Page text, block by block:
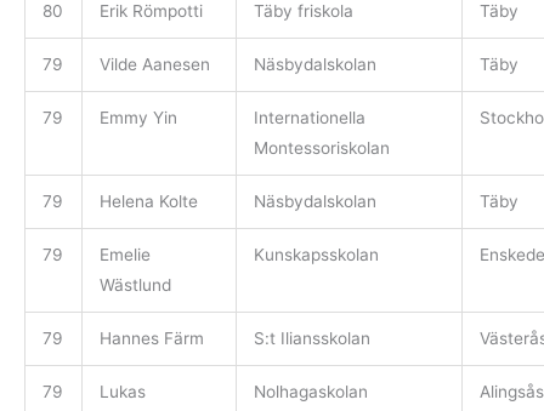
80 Erik Römpotti Täby friskola Täby
79 Vilde Aanesen Näsbydalskolan Täby
79 Emmy Yin
Internationella
Montessoriskolan
79 Helena Kolte Näsbydalskolan Täby
79
Emelie
Wästlund
Kunskapsskolan Enskede
79 Hannes Färm S:t Iliansskolan
79
Lukas
Nolhagaskolan Alingsås